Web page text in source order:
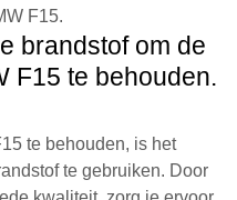
F15.
brandstof om de
F15 te behouden.
te behouden, is het
te gebruiken. Door